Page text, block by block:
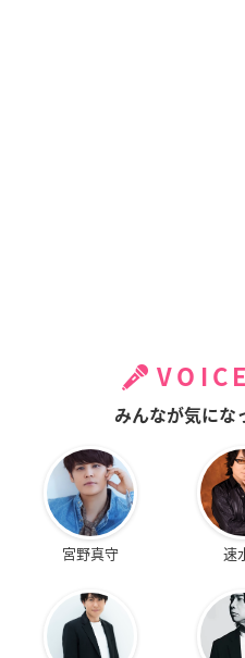
みんなが気にな
宮野真守 速